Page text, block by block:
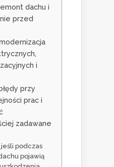
dachu i
przed
i
przy
prac i
zadawane
jeśli podczas
pojawią